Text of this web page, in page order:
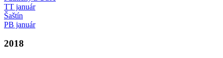
TT január
Šaštín
PB január
2018